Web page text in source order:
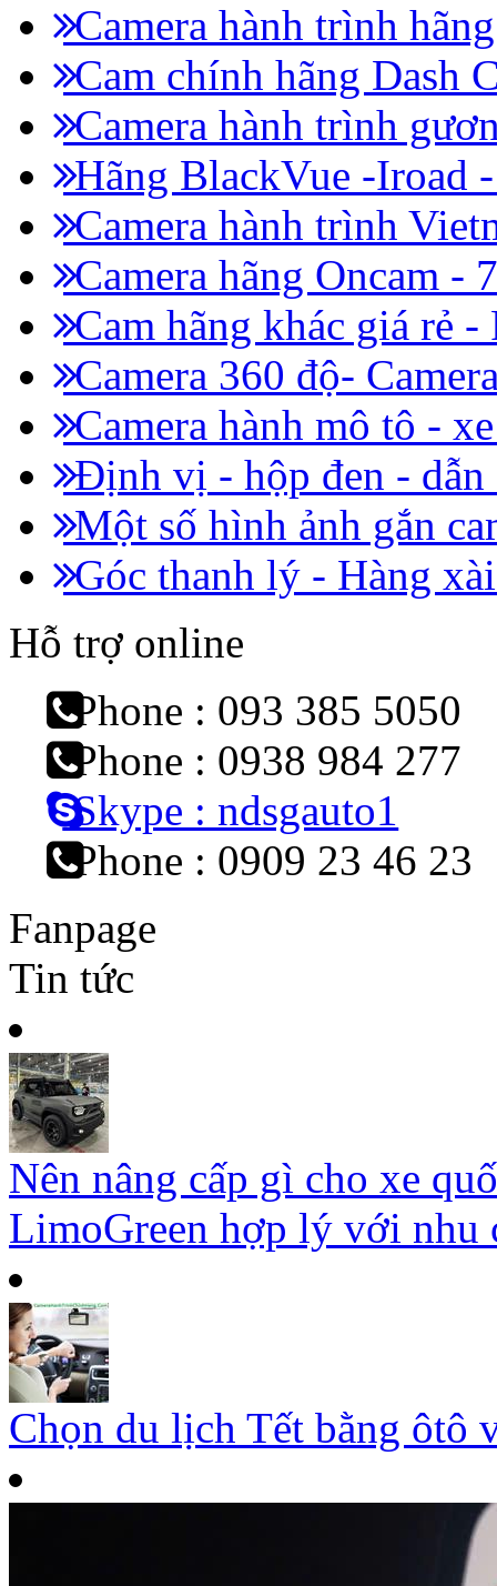
Camera hành trình
Cam chính hãng Dash
Camera hành trình
Hãng BlackVue -Iroad
Camera hành trình
Camera hãng Oncam -
Cam hãng khác giá rẻ -
Camera 360 độ-
Camera hành mô tô -
Định vị - hộp đen - dẫn
Một số hình ảnh gắn
Góc thanh lý - Hàng
Hỗ trợ online
Phone : 093 385 5050
Phone : 0938 984 277
Skype : ndsgauto1
Phone : 0909 23 46 23
Fanpage
Tin tức
Nên nâng cấp gì cho xe
LimoGreen hợp lý với nhu
Chọn du lịch Tết bằng ôtô